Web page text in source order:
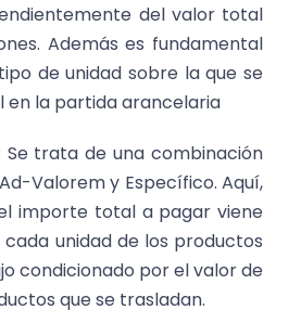
del valor total
Además es fundamental
de unidad sobre la que se
en la partida arancelaria
Se trata de una combinación
Valorem y Específico. Aquí,
importe total a pagar viene
unidad de los productos
condicionado por el valor de
que se trasladan.